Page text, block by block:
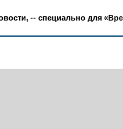
-- специально для